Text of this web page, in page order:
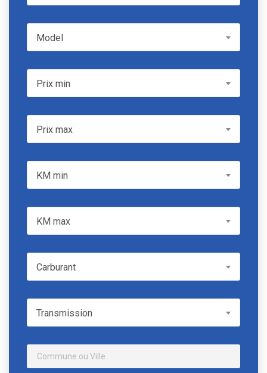
ModelModel
Prix minPrix min
Prix maxPrix max
KM min
KM max
CarburantCarburant
TransmissionTransmission